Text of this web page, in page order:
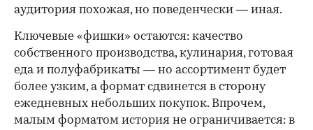
аудитория похожая, но поведенчески — иная.
Ключевые «фишки» остаются: качество
собственного производства, кулинария, готовая
еда и полуфабрикаты — но ассортимент будет
более узким, а формат сдвинется в сторону
ежедневных небольших покупок. Впрочем,
малым форматом история не ограничивается: в